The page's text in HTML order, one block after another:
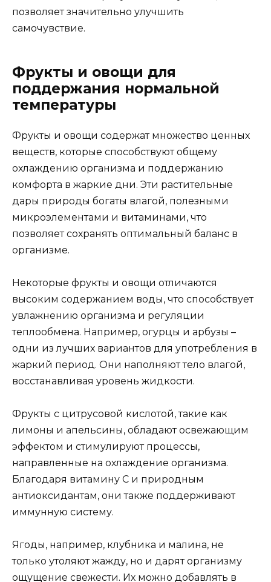
позволяет значительно улучшить
самочувствие.
Фрукты и овощи для
поддержания нормальной
температуры
Фрукты и овощи содержат множество ценных
веществ, которые способствуют общему
охлаждению организма и поддержанию
комфорта в жаркие дни. Эти растительные
дары природы богаты влагой, полезными
микроэлементами и витаминами, что
позволяет сохранять оптимальный баланс в
организме.
Некоторые фрукты и овощи отличаются
высоким содержанием воды, что способствует
увлажнению организма и регуляции
теплообмена. Например, огурцы и арбузы –
одни из лучших вариантов для употребления в
жаркий период. Они наполняют тело влагой,
восстанавливая уровень жидкости.
Фрукты с цитрусовой кислотой, такие как
лимоны и апельсины, обладают освежающим
эффектом и стимулируют процессы,
направленные на охлаждение организма.
Благодаря витамину С и природным
антиоксидантам, они также поддерживают
иммунную систему.
Ягоды, например, клубника и малина, не
только утоляют жажду, но и дарят организму
ощущение свежести. Их можно добавлять в